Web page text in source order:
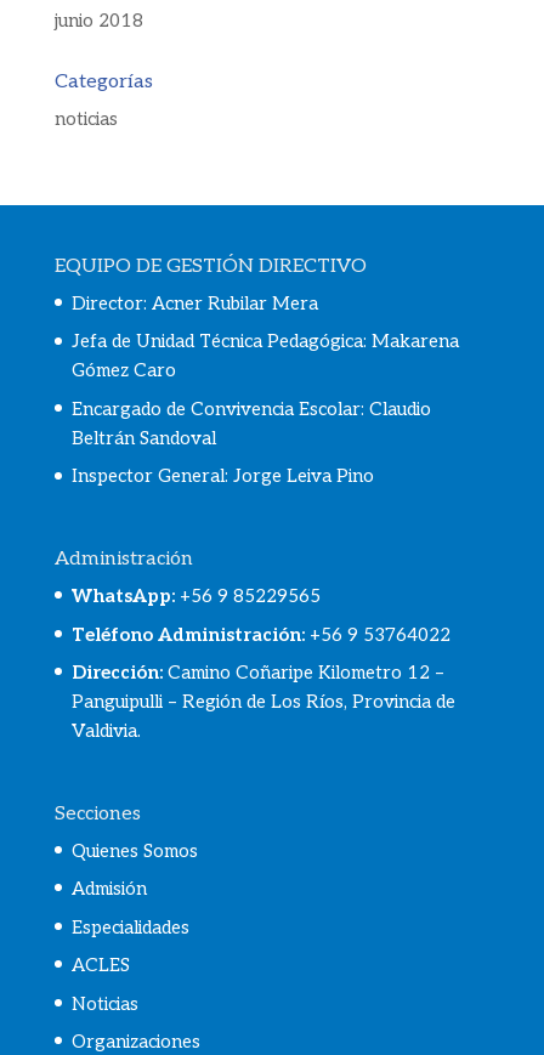
junio 2018
Categorías
noticias
EQUIPO DE GESTIÓN DIRECTIVO
Director: Acner Rubilar Mera
Jefa de Unidad Técnica Pedagógica: Makarena
Gómez Caro
Encargado de Convivencia Escolar: Claudio
Beltrán Sandoval
Inspector General: Jorge Leiva Pino
Administración
WhatsApp: +56 9 85229565
Teléfono Administración: +56 9 53764022
Dirección:Camino Coñaripe Kilometro 12 –
Panguipulli – Región de Los Ríos, Provincia de
Valdivia.
Secciones
Quienes Somos
Admisión
Especialidades
ACLES
Noticias
Organizaciones